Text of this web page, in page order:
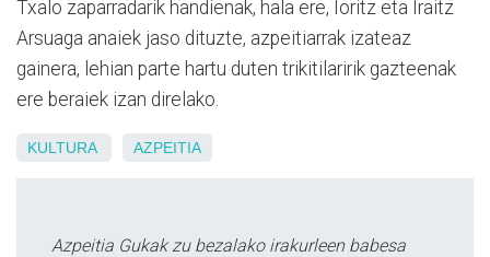
Txalo zaparradarik handienak, hala ere, Ioritz eta Iraitz
Arsuaga anaiek jaso dituzte, azpeitiarrak izateaz
gainera, lehian parte hartu duten trikitilaririk gazteenak
ere beraiek izan direlako.
KULTURA AZPEITIA
Azpeitia Gukak zu bezalako irakurleen babesa